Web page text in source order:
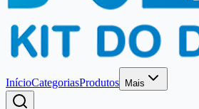
InícioCategoriasProdutos Mais